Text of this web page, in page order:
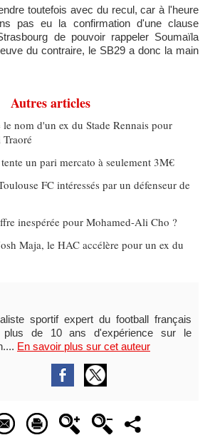
toutefois avec du recul, car à l'heure
pas eu la confirmation d'une clause
de pouvoir rappeler Soumaïla
du contraire, le SB29 a donc la main
Autres articles
le nom d'un ex du Stade Rennais pour
un pari mercato à seulement 3M€
FC intéressés par un défenseur de
inespérée pour Mohamed-Ali Cho ?
Maja, le HAC accélère pour un ex du
sportif expert du football français
plus de 10 ans d'expérience sur le
En savoir plus sur cet auteur